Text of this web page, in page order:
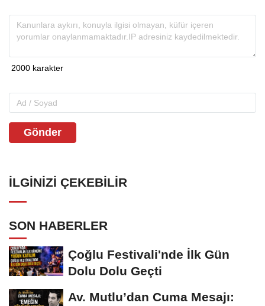
Gönder
İLGINIZI ÇEKEBILIR
SON HABERLER
Çoğlu Festivali'nde İlk Gün
Dolu Dolu Geçti
Av. Mutlu’dan Cuma Mesajı: